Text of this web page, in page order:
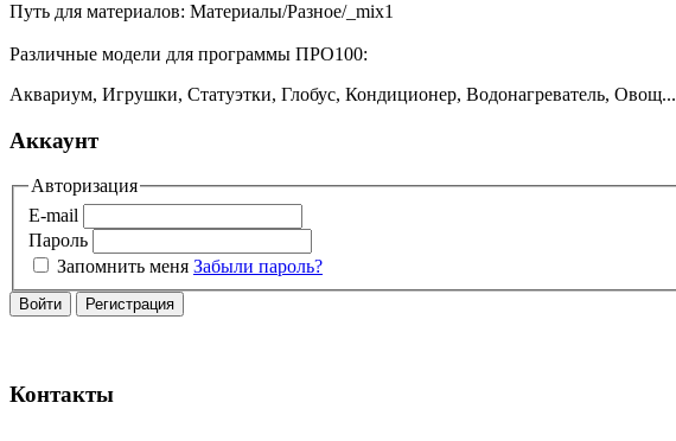
Путь для материалов: Материалы/Разное/_mix1
Различные модели для программы ПРО100:
Аквариум, Игрушки, Статуэтки, Глобус, Кондиционер, Водонагреватель, Овощ...
Аккаунт
Авторизация
E-mail
Пароль
Запомнить меня Забыли пароль?
Войти Регистрация
Контакты